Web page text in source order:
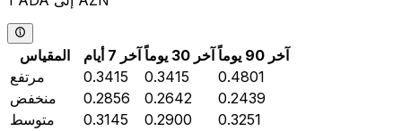
المقياس آخر 7 أيام آخر 30 يوماً
آخر 90 يوماً
مرتفع
0.3415 0.3415
0.4801
منخفض
0.2856 0.2642
0.2439
متوسط
0.3145 0.2900
0.3251